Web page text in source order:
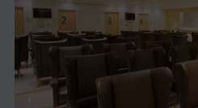
美容クリニックインタビュー
美容医療の転職お役立ち記事
美容医療辞典